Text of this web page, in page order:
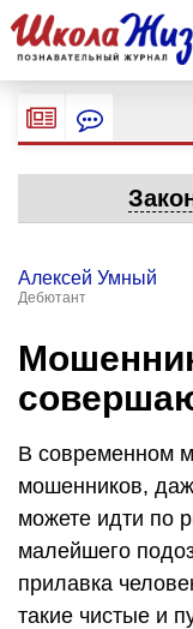
Алексей Умный
Дебютант
В современном
мошенников,
можете идти по
малейшего
прилавка
такие чистые и